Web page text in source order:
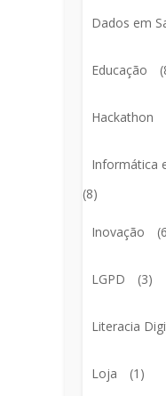
Dados em
Educação
Hackathon
Informática
(8)
Inovação
LGPD (3)
Literacia
Loja (1)